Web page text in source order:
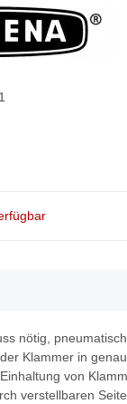
nötig,
Klammer in
von
verstellbaren